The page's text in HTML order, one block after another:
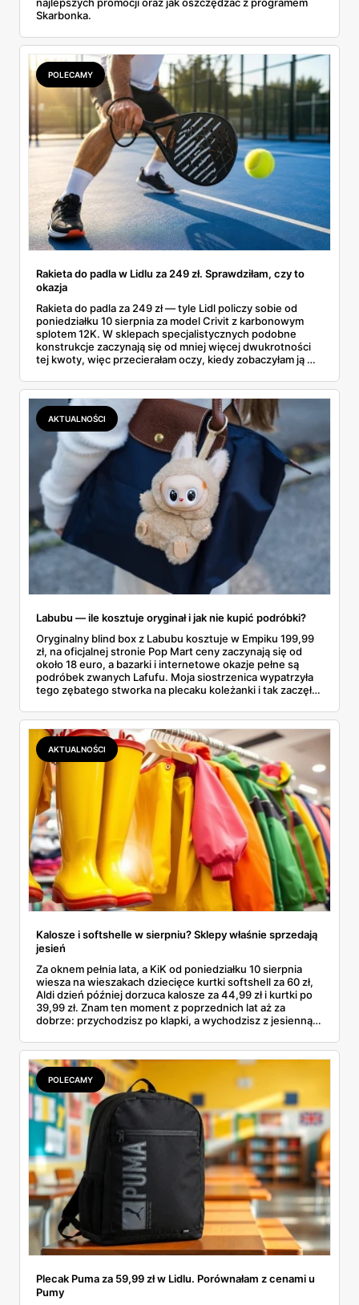
Skarbonka.
POLECAMY
Rakieta do padla w Lidlu za 249 zł. Sprawdziłam, czy to
okazja
Rakieta do padla za 249 zł — tyle Lidl policzy sobie od
poniedziałku 10 sierpnia za model Crivit z karbonowym
splotem 12K. W sklepach specjalistycznych podobne
konstrukcje zaczynają się od mniej więcej dwukrotności
tej kwoty, więc przecierałam oczy, kiedy zobaczyłam ją w
najszybciej rosnący sport w Polsce: kortów przybywa
lawinowo, a chętnych jeszcze szybciej. Sprawdziłam, co
dokładnie dostajemy za te pieniądze i komu taka rakieta
faktycznie wystarczy.
AKTUALNOŚCI
Labubu — ile kosztuje oryginał i jak nie kupić podróbki?
Oryginalny blind box z Labubu kosztuje w Empiku 199,99
zł, na oficjalnej stronie Pop Mart ceny zaczynają się od
około 18 euro, a bazarki i internetowe okazje pełne są
podróbek zwanych Lafufu. Moja siostrzenica wypatrzyła
tego zębatego stworka na plecaku koleżanki i tak zaczęło
kosztuje i po czym poznać, że sprzedawca nie wciska nam
podróbki. Spisałam wszystko, czego się dowiedziałam —
łącznie z jedną wpadką, o której za chwilę.
AKTUALNOŚCI
Kalosze i softshelle w sierpniu? Sklepy właśnie sprzedają
jesień
Za oknem pełnia lata, a KiK od poniedziałku 10 sierpnia
wiesza na wieszakach dziecięce kurtki softshell za 60 zł,
Aldi dzień później dorzuca kalosze za 44,99 zł i kurtki po
39,99 zł. Znam ten moment z poprzednich lat aż za
dobrze: przychodzisz po klapki, a wychodzisz z jesienną
pojawi się w gazetkach w przyszłym tygodniu i czy jest
sens kupować jesień, zanim skończą się wakacje.
POLECAMY
Plecak Puma za 59,99 zł w Lidlu. Porównałam z cenami u
Pumy